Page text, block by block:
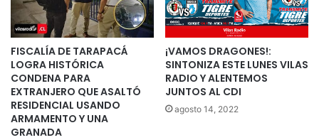
FISCALÍA DE TARAPACÁ
LOGRA HISTÓRICA
CONDENA PARA
EXTRANJERO QUE ASALTÓ
RESIDENCIAL USANDO
ARMAMENTO Y UNA
GRANADA
¡VAMOS DRAGONES!:
SINTONIZA ESTE LUNES VILAS
RADIO Y ALENTEMOS
JUNTOS AL CDI
agosto 14, 2022